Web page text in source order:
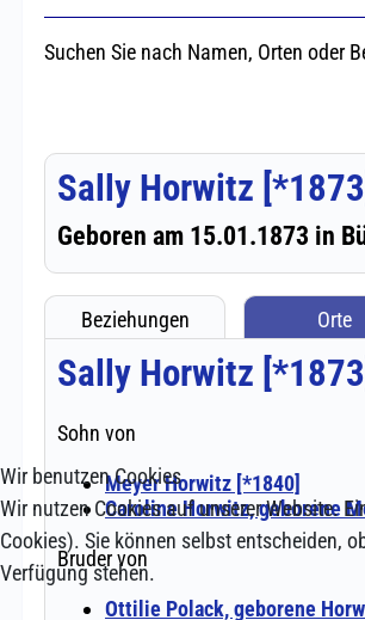
Wir benutzen Cookies
Wir nutzen Cookies auf unserer Website.
Cookies). Sie können selbst entscheiden,
Verfügung stehen.